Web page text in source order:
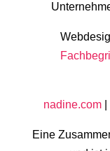
nadine.com
Eine